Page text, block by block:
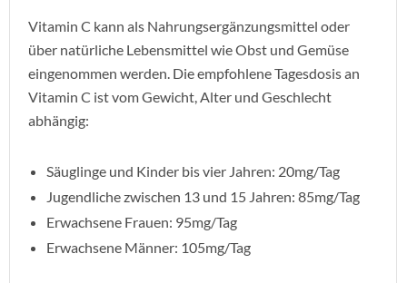
Vitamin C kann als Nahrungsergänzungsmittel oder
über natürliche Lebensmittel wie Obst und Gemüse
eingenommen werden. Die empfohlene Tagesdosis an
Vitamin C ist vom Gewicht, Alter und Geschlecht
abhängig:
Säuglinge und Kinder bis vier Jahren: 20mg/Tag
Jugendliche zwischen 13 und 15 Jahren: 85mg/Tag
Erwachsene Frauen: 95mg/Tag
Erwachsene Männer: 105mg/Tag